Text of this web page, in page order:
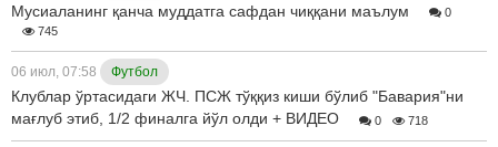
Мусиаланинг қанча муддатга сафдан чиққани маълум
0
745
06 июл, 07:58 Футбол
Клублар ўртасидаги ЖЧ. ПСЖ тўққиз киши бўлиб "Бавария"ни
мағлуб этиб, 1/2 финалга йўл олди + ВИДЕО
0 718